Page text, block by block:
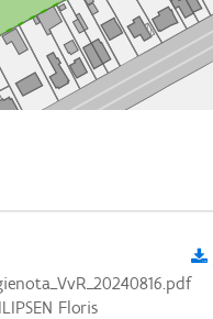
Floris